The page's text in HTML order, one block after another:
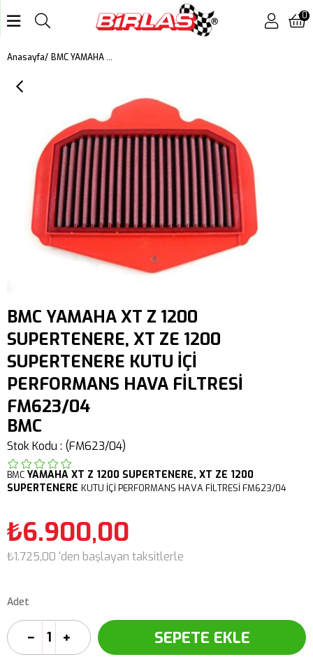
0
Anasayfa BMC YAMAHA XT Z 1200 SUPERTENERE, XT ZE 1200 SUPERTENERE KUTU İÇİ PERFORMANS HAVA FİLTRESİ FM623/04
BMC YAMAHA XT Z 1200
SUPERTENERE, XT ZE 1200
SUPERTENERE KUTU İÇİ
PERFORMANS HAVA FİLTRESİ
FM623/04
BMC
Stok Kodu (FM623/04)
BMC YAMAHA XT Z 1200 SUPERTENERE, XT ZE 1200
SUPERTENERE KUTU İÇİ PERFORMANS HAVA FİLTRESİ FM623/04
₺6.900,00
₺1.725,00 'den başlayan taksitlerle
Adet